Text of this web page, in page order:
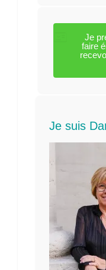
Je
faire
Je suis